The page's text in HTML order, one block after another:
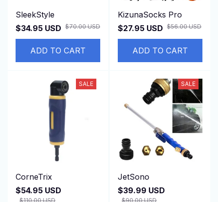
SleekStyle
$34.95 USD $70.00 USD
ADD TO CART
KizunaSocks Pro
$27.95 USD $56.00 USD
ADD TO CART
SALE
CorneTrix
$54.95 USD
$110.00 USD
SALE
JetSono
$39.99 USD
$90.00 USD